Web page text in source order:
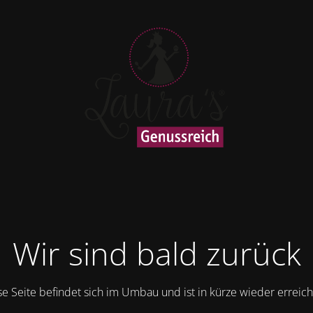
Wir sind bald zurück
Seite befindet sich im Umbau und ist in kürze wieder